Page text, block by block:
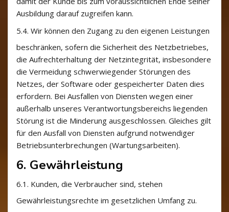
Ausbildung darauf zugreifen kann.
5.4. Wir können den Zugang zu den eigenen Leistungen
beschränken, sofern die Sicherheit des Netzbetriebes,
die Aufrechterhaltung der Netzintegrität, insbesondere
die Vermeidung schwerwiegender Störungen des
Netzes, der Software oder gespeicherter Daten dies
erfordern. Bei Ausfallen von Diensten wegen einer
außerhalb unseres Verantwortungsbereichs liegenden
Störung ist die Minderung ausgeschlossen. Gleiches gilt
für den Ausfall von Diensten aufgrund notwendiger
Betriebsunterbrechungen (Wartungsarbeiten).
6. Gewährleistung
6.1. Kunden, die Verbraucher sind, stehen
Gewährleistungsrechte im gesetzlichen Umfang zu.